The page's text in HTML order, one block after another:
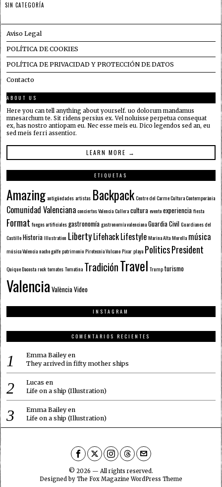
SIN CATEGORÍA
Aviso Legal
POLÍTICA DE COOKIES
POLÍTICA DE PRIVACIDAD Y PROTECCIÓN DE DATOS
Contacto
ABOUT US
Here you can tell anything about yourself. uo dolorum mandamus
mnesarchum te. Sit ridens persius ex. Vel noluisse perpetua consequat
ex, has nostro antiopam eu. Nec esse meis eu. Dico legendos sed an, eu
sed meis ferri assentior.
LEARN MORE →
ETIQUETAS
Amazing antigüedades artistas Backpack Centre del Carme Cultura Contemporània
Comunidad Valenciana conciertos Valencia Cullera cultura evento experiencia fiesta
Format fuegos artificiales gastronomía gastronomía valenciana Guardia Civil Guardianes del
Castillo Historia Illustration LibertyLifehackLifestyle Marina Alta Morella música
música Valencia nacho golfe patrimonio Pirotecnia Vulcano Pixar playa PoliticsPresident
Quique Dacosta rock tomates Tomatina TradiciónTravel Trump turismo
Valencia ValènciaVideo
INSTAGRAM
COMENTARIOS RECIENTES
Emma Baileyen
They arrived in fifty mother ships
Lucas en
Life on a ship (Illustration)
Emma Baileyen
Life on a ship (Illustration)
© 2026 — All rights reserved.
Designed by The Fox Magazine WordPress Theme